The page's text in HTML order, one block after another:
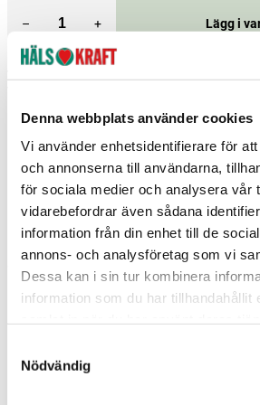
Denna webbplats använder cookies
Vi använder enhetsidentifierare för
och annonserna till användarna,
för sociala medier och analysera vår
vidarebefordrar även sådana
information från din enhet till de
annons- och analysföretag som vi
Dessa kan i sin tur kombinera
information som du har tillhandahållit
Nödvändig
– + Lägg i
Reservera och hämta i butik
Borlänge
Enköping
Gävle